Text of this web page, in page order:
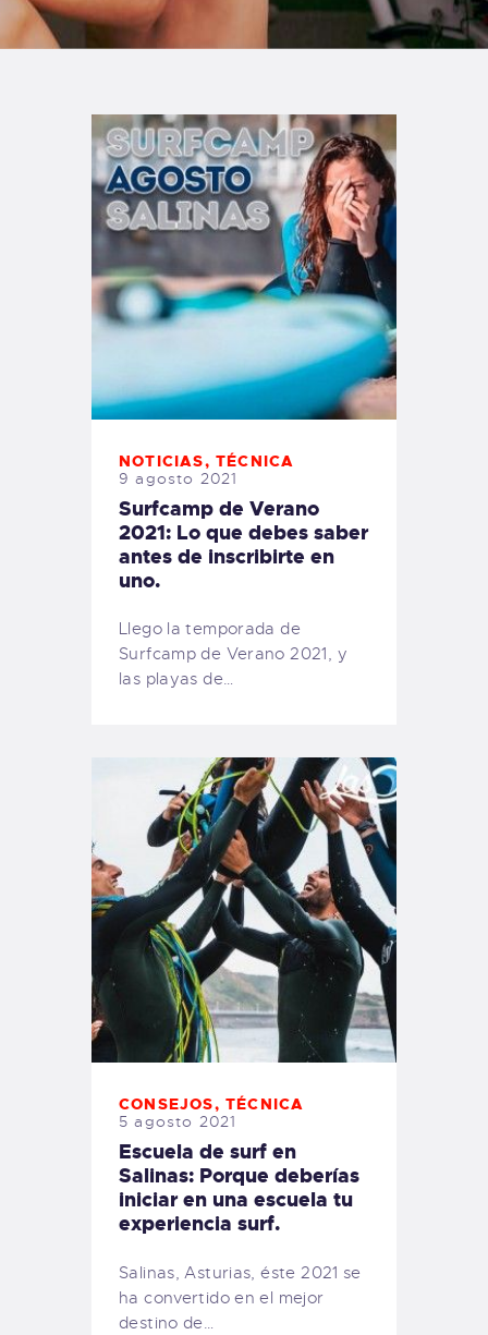
TIENDA FAMILY SURFERS
WEBCAM SALINAS
NOTICIAS,TÉCNICA
9 agosto 2021
Surfcamp de Verano
2021: Lo que debes saber
antes de inscribirte en
uno.
Llego la temporada de
Surfcamp de Verano 2021, y
las playas de…
CONSEJOS,TÉCNICA
5 agosto 2021
Escuela de surf en
Salinas: Porque deberías
iniciar en una escuela tu
experiencia surf.
Salinas, Asturias, éste 2021 se
ha convertido en el mejor
destino de…